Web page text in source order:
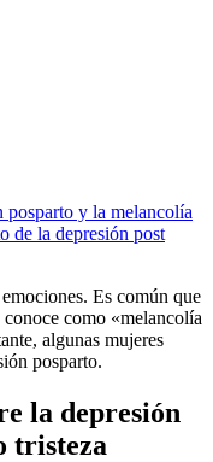
posparto y la melancolía
de la depresión post
Es común que
como «melancolía
algunas mujeres
posparto.
la depresión
tristeza